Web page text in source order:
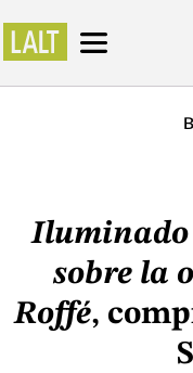
Iluminado
sobre la
Roffé,